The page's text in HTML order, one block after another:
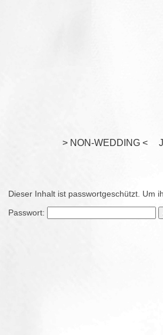
> NON-WEDDING <
Dieser Inhalt ist passwortgeschützt. Um
Passwort: